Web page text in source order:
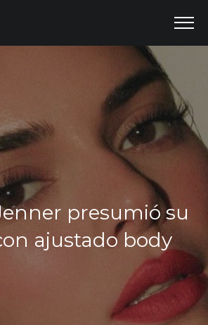
presumió su
ajustado body